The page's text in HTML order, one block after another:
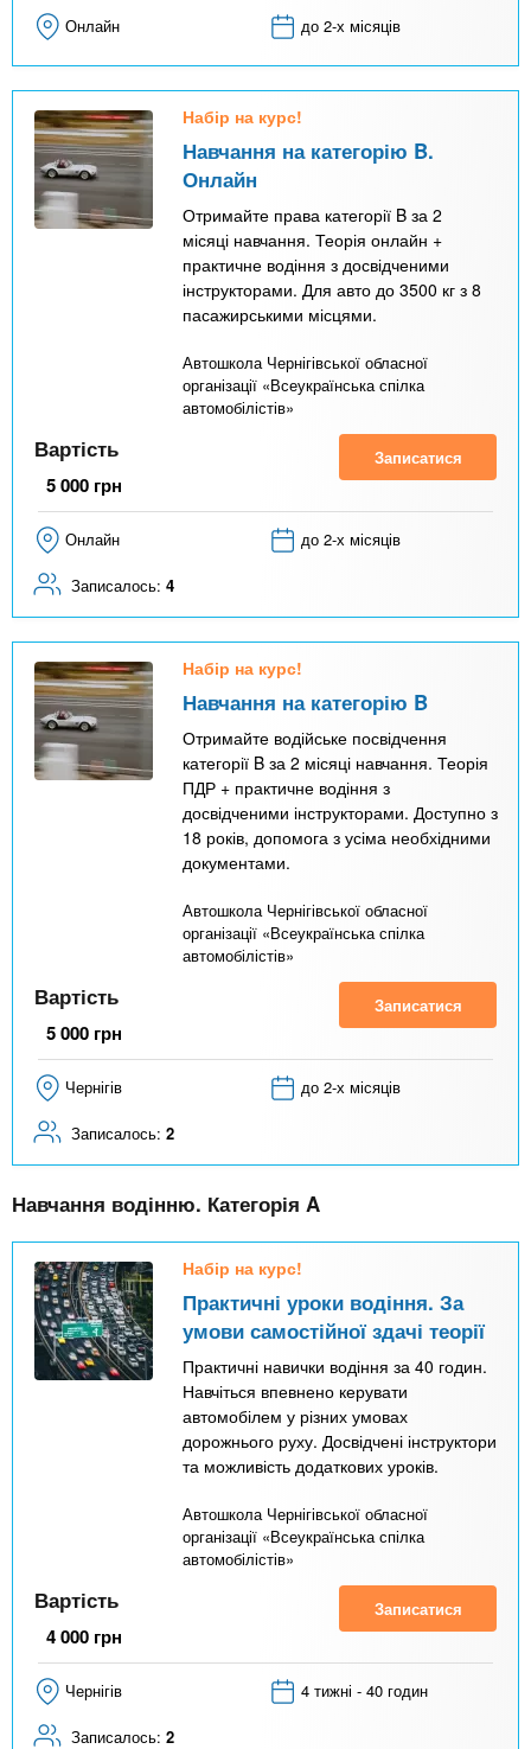
Онлайн до 2-х місяців
Набір на курс!
Навчання на категорію B.
Онлайн
Отримайте права категорії B за 2
місяці навчання. Теорія онлайн +
практичне водіння з досвідченими
інструкторами. Для авто до 3500 кг з 8
пасажирськими місцями.
Автошкола Чернігівської обласної
організації «Всеукраїнська спілка
автомобілістів»
Вартість
5 000 грн
Записатися
Онлайн до 2-х місяців
Записалось: 4
Набір на курс!
Навчання на категорію B
Отримайте водійське посвідчення
категорії B за 2 місяці навчання. Теорія
ПДР + практичне водіння з
досвідченими інструкторами. Доступно з
18 років, допомога з усіма необхідними
документами.
Автошкола Чернігівської обласної
організації «Всеукраїнська спілка
автомобілістів»
Вартість
5 000 грн
Записатися
Чернігів до 2-х місяців
Записалось: 2
Навчання водінню. Категорія A
Набір на курс!
Практичні уроки водіння. За
умови самостійної здачі теорії
Практичні навички водіння за 40 годин.
Навчіться впевнено керувати
автомобілем у різних умовах
дорожнього руху. Досвідчені інструктори
та можливість додаткових уроків.
Автошкола Чернігівської обласної
організації «Всеукраїнська спілка
автомобілістів»
Вартість
4 000 грн
Записатися
Чернігів 4 тижні - 40 годин
Записалось: 2